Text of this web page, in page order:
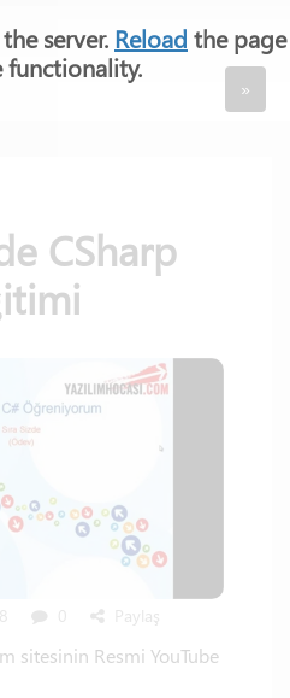
»
CSharp
0 Paylaş
sitesinin Resmi YouTube
server. Reload the page